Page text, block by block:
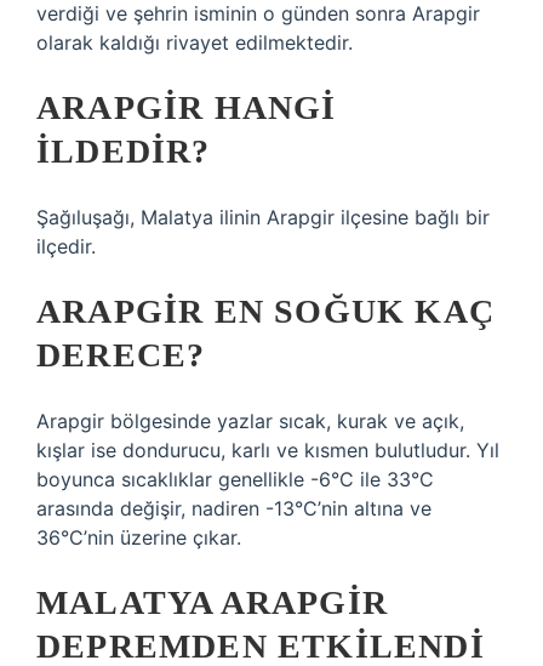
verdiği ve şehrin isminin o günden sonra Arapgir
olarak kaldığı rivayet edilmektedir.
ARAPGIR HANGI
ILDEDIR?
Şağıluşağı, Malatya ilinin Arapgir ilçesine bağlı bir
ilçedir.
ARAPGIR EN SOĞUK KAÇ
DERECE?
Arapgir bölgesinde yazlar sıcak, kurak ve açık,
kışlar ise dondurucu, karlı ve kısmen bulutludur. Yıl
boyunca sıcaklıklar genellikle -6°C ile 33°C
arasında değişir, nadiren -13°C’nin altına ve
36°C’nin üzerine çıkar.
MALATYA ARAPGIR
DEPREMDEN ETKILENDI